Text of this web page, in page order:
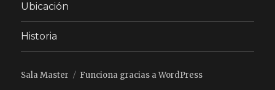
Ubicación
Historia
Sala Master Funciona gracias a WordPress